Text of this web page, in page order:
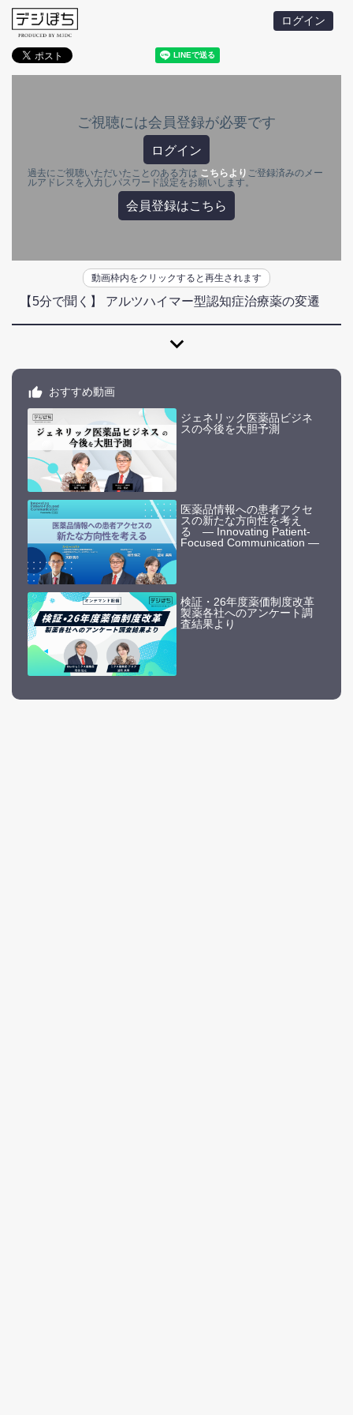
ログイン
ご視聴には会員登録が必要です
ログイン
過去にご視聴いただいたことのある方は こちらより ご登録済みのメー
ルアドレスを入力しパスワード設定をお願いします。
会員登録はこちら
動画枠内をクリックすると再生されます
【5分で聞く】 アルツハイマー型認知症治療薬の変遷
expand_more
おすすめ動画
ジェネリック医薬品ビジネ
スの今後を大胆予測
医薬品情報への患者アクセ
スの新たな方向性を考え
る ― Innovating Patient-
Focused Communication ―
検証・26年度薬価制度改革
製薬各社へのアンケート調
査結果より